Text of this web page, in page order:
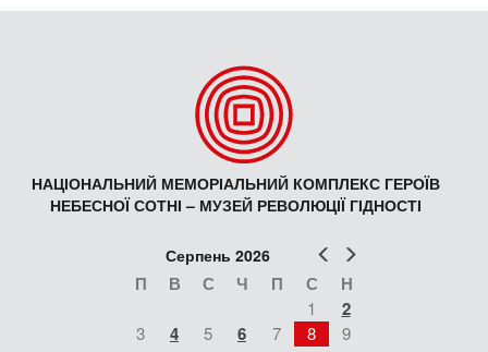
НАЦІОНАЛЬНИЙ МЕМОРІАЛЬНИЙ КОМПЛЕКС ГЕРОЇВ
НЕБЕСНОЇ СОТНІ – МУЗЕЙ РЕВОЛЮЦІЇ ГІДНОСТІ
Попер
Серпень 2026
П В С Ч П С Н
1 2
3 4 5 6 7 8
9